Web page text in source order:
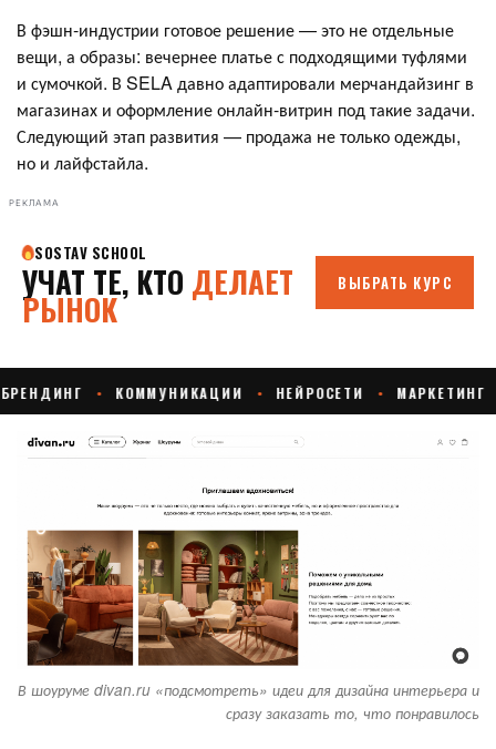
В фэшн-индустрии готовое решение — это не отдельные
вещи, а образы: вечернее платье с подходящими туфлями
и сумочкой. В SELA давно адаптировали мерчандайзинг в
магазинах и оформление онлайн-витрин под такие задачи.
Следующий этап развития — продажа не только одежды,
но и лайфстайла.
РЕКЛАМА
В шоуруме divan.ru «подсмотреть» идеи для дизайна интерьера и
сразу заказать то, что понравилось